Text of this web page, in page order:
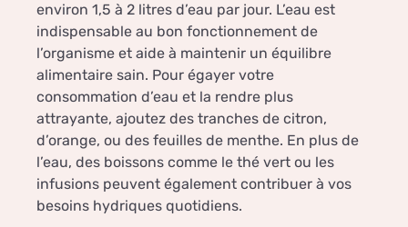
environ 1,5 à 2 litres d’eau par jour. L’eau est
indispensable au bon fonctionnement de
l’organisme et aide à maintenir un équilibre
alimentaire sain. Pour égayer votre
consommation d’eau et la rendre plus
attrayante, ajoutez des tranches de citron,
d’orange, ou des feuilles de menthe. En plus de
l’eau, des boissons comme le thé vert ou les
infusions peuvent également contribuer à vos
besoins hydriques quotidiens.